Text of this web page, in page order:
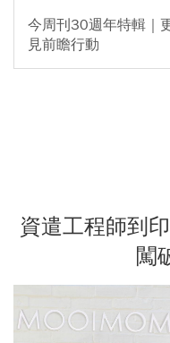
今周刊30週年特輯｜
見前瞻行動
資遣工程師到
闖